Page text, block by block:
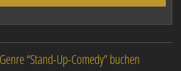
Sie ein Musikkabarett der
mit einem humorigen Feuerwerk von
“Stand-Up-Comedy” buchen